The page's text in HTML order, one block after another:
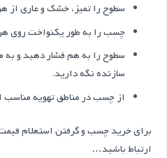
سطوح را تمیز، خشک و عاری از
چسب را به طور یکنواخت روی
سطوح را به هم فشار دهید و
سازنده نگه دارید.
از چسب در مناطق تهویه مناسب
برای خرید چسب و گرفتن استعلام
ارتباط باشید…